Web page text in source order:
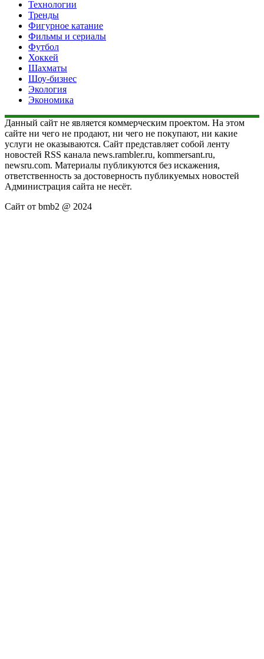
Технологии
Тренды
Фигурное катание
Фильмы и сериалы
Футбол
Хоккей
Шахматы
Шоу-бизнес
Экология
Экономика
Данный сайт не является коммерческим проектом. На этом
сайте ни чего не продают, ни чего не покупают, ни какие
услуги не оказываются. Сайт представляет собой ленту
новостей RSS канала news.rambler.ru, kommersant.ru,
newsru.com. Материалы публикуются без искажения,
ответственность за достоверность публикуемых новостей
Администрация сайта не несёт.
Сайт от bmb2 @ 2024